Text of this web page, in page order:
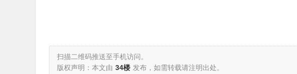
扫描二维码推送至手机访问。
版权声明：本文由 34楼 发布，如需转载请注明出处。